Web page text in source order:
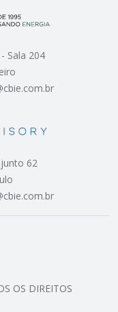
Sala 204
62
OS DIREITOS